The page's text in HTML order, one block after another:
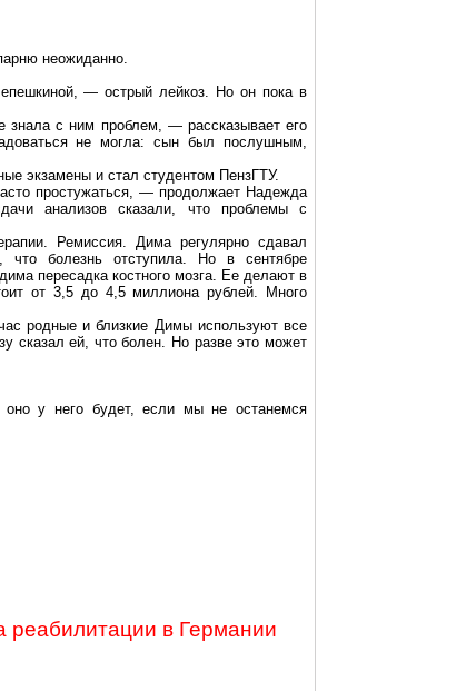
неожиданно.
— острый лейкоз. Но он пока в
с ним проблем, — рассказывает его
не могла: сын был послушным,
экзамены и стал студентом ПензГТУ.
простужаться, — продолжает Надежда
анализов сказали, что проблемы с
Ремиссия. Дима регулярно сдавал
болезнь отступила. Но в сентябре
пересадка костного мозга. Ее делают в
от 3,5 до 4,5 миллиона рублей. Много
родные и близкие Димы используют все
сказал ей, что болен. Но разве это может
у него будет, если мы не останемся
реабилитации в Германии